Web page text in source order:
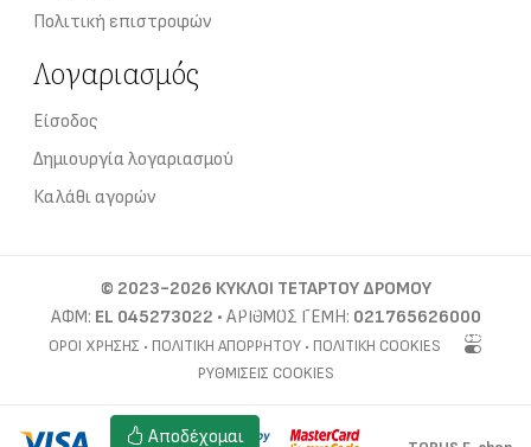
Πολιτική επιστροφών
Λογαριασμός
Είσοδος
Δημιουργία λογαριασμού
Καλάθι αγορών
© 2023-2026 ΚΥΚΛΟΙ ΤΕΤΑΡΤΟΥ ΔΡΟΜΟΥ
ΑΦΜ: EL 045273022 • ΑΡΙΘΜΌΣ ΓΕΜΗ: 021765626000
ΌΡΟΙ ΧΡΉΣΗΣ • ΠΟΛΙΤΙΚΉ ΑΠΟΡΡΉΤΟΥ • ΠΟΛΙΤΙΚΉ COOKIES
ΡΥΘΜΊΣΕΙΣ COOKIES
Αυτός ο ιστότοπος χρησιμοποιεί cookies για τη διάκριση
των επισκεπτών. Για να αποδεχθείτε την τοποθέτηση cookies,
Αποδέχομαι